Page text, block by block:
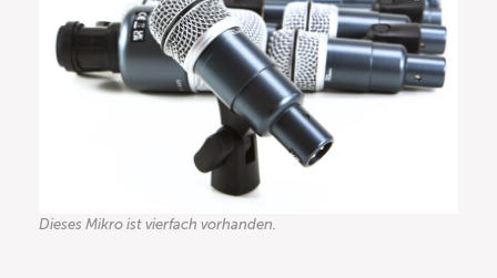
Dieses Mikro ist vierfach vorhanden.